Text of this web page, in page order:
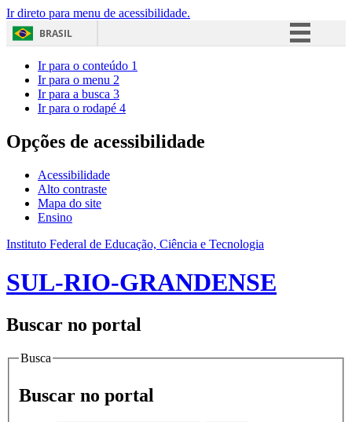
Ir direto para menu de acessibilidade.
BRASIL
Acesso à informação
Ir para o conteúdo 1
Ir para o menu 2
Ir para a busca 3
Ir para o rodapé 4
Opções de acessibilidade
Acessibilidade
Alto contraste
Mapa do site
Ensino
Instituto Federal de Educação, Ciência e Tecnologia
SUL-RIO-GRANDENSE
Buscar no portal
Busca
Buscar no portal